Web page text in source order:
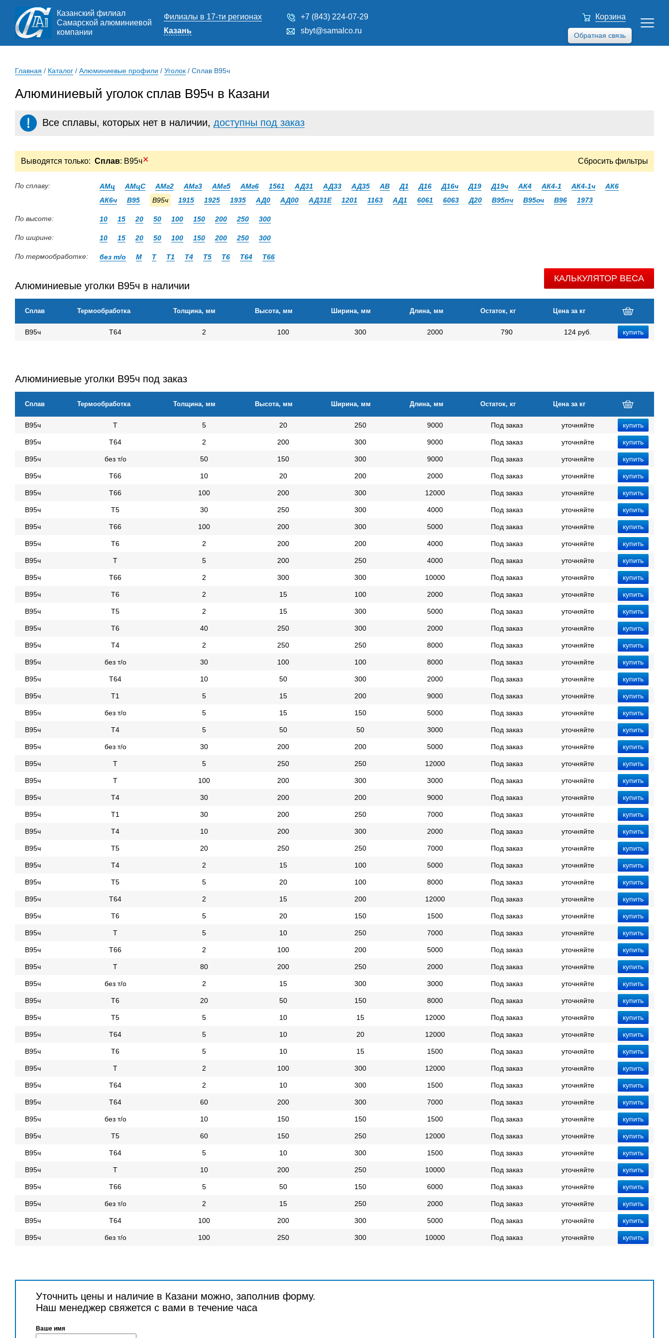
Казанский филиал
Самарской алюминиевой
компании
Филиалы в 17-ти регионах
Казань
+7 (843) 224-07-29
sbyt@samalco.ru
Обратная связь
Корзина
Главная / Каталог / Алюминиевые профили / Уголок / Сплав В95ч
Алюминиевый уголок сплав В95ч в Казани
Все сплавы, которых нет в наличии, доступны под заказ
Выводятся только: Сплав: В95ч✕ Сбросить фильтры
По сплаву: АМц АМцС АМг2 АМг3 АМг5 АМг6 1561 АД31 АД33 АД35 АВ Д1 Д16 Д16ч Д19 Д19ч АК4 АК4-1 АК4-1ч
АК6
АК6ч
В95 В95ч 1915 1925 1935 АД0 АД00 АД31Е 1201 1163 АД1 6061 6063 Д20 В95пч В95оч В96 1973
По высоте: 10 15 20 50 100 150 200 250 300
По ширине: 10 15 20 50 100 150 200 250 300
По термообработке: без т/о М Т Т1 Т4 Т5 Т6 Т64 Т66
Алюминиевые уголки В95ч в наличии
КАЛЬКУЛЯТОР ВЕСА
Сплав Термообработка Толщина, мм Высота, мм Ширина, мм Длина, мм Остаток, кг Цена за кг
В95ч Т64 2 100 300 2000 790 124 руб.
Алюминиевые уголки В95ч под заказ
Сплав Термообработка Толщина, мм Высота, мм Ширина, мм Длина, мм Остаток, кг Цена за кг
В95ч Т 5 20 250 9000 Под заказ уточняйте
В95ч Т64 2 200 300 9000 Под заказ уточняйте
В95ч без т/о 50 150 300 9000 Под заказ уточняйте
В95ч Т66 10 20 200 2000 Под заказ уточняйте
В95ч Т66 100 200 300 12000 Под заказ уточняйте
В95ч Т5 30 250 300 4000 Под заказ уточняйте
В95ч Т66 100 200 300 5000 Под заказ уточняйте
В95ч Т6 2 200 200 4000 Под заказ уточняйте
В95ч Т 5 200 250 4000 Под заказ уточняйте
В95ч Т66 2 300 300 10000 Под заказ уточняйте
В95ч Т6 2 15 100 2000 Под заказ уточняйте
В95ч Т5 2 15 300 5000 Под заказ уточняйте
В95ч Т6 40 250 300 2000 Под заказ уточняйте
В95ч Т4 2 250 250 8000 Под заказ уточняйте
В95ч без т/о 30 100 100 8000 Под заказ уточняйте
В95ч Т64 10 50 300 2000 Под заказ уточняйте
В95ч Т1 5 15 200 9000 Под заказ уточняйте
В95ч без т/о 5 15 150 5000 Под заказ уточняйте
В95ч Т4 5 50 50 3000 Под заказ уточняйте
В95ч без т/о 30 200 200 5000 Под заказ уточняйте
В95ч Т 5 250 250 12000 Под заказ уточняйте
В95ч Т 100 200 300 3000 Под заказ уточняйте
В95ч Т4 30 200 200 9000 Под заказ уточняйте
В95ч Т1 30 200 250 7000 Под заказ уточняйте
В95ч Т4 10 200 300 2000 Под заказ уточняйте
В95ч Т5 20 250 250 7000 Под заказ уточняйте
В95ч Т4 2 15 100 5000 Под заказ уточняйте
В95ч Т5 5 20 100 8000 Под заказ уточняйте
В95ч Т64 2 15 200 12000 Под заказ уточняйте
В95ч Т6 5 20 150 1500 Под заказ уточняйте
В95ч Т 5 10 250 7000 Под заказ уточняйте
В95ч Т66 2 100 200 5000 Под заказ уточняйте
В95ч Т 80 200 250 2000 Под заказ уточняйте
В95ч без т/о 2 15 300 3000 Под заказ уточняйте
В95ч Т6 20 50 150 8000 Под заказ уточняйте
В95ч Т5 5 10 15 12000 Под заказ уточняйте
В95ч Т64 5 10 20 12000 Под заказ уточняйте
В95ч Т6 5 10 15 1500 Под заказ уточняйте
В95ч Т 2 100 300 12000 Под заказ уточняйте
В95ч Т64 2 10 300 1500 Под заказ уточняйте
В95ч Т64 60 200 300 7000 Под заказ уточняйте
В95ч без т/о 10 150 150 1500 Под заказ уточняйте
В95ч Т5 60 150 250 12000 Под заказ уточняйте
В95ч Т64 5 10 300 1500 Под заказ уточняйте
В95ч Т 10 200 250 10000 Под заказ уточняйте
В95ч Т66 5 50 150 6000 Под заказ уточняйте
В95ч без т/о 2 15 250 2000 Под заказ уточняйте
В95ч Т64 100 200 300 5000 Под заказ уточняйте
В95ч без т/о 100 250 300 10000 Под заказ уточняйте
Уточнить цены и наличие в Казани можно, заполнив форму.
Наш менеджер свяжется с вами в течение часа
Ваше имя